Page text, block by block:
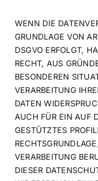
WENN DIE
GRUNDLAGE VON
DSGVO ERFOLGT,
RECHT, AUS
BESONDEREN
VERARBEITUNG
DATEN
AUCH FÜR EIN AUF
GESTÜTZTES
VERARBEITUNG
DIESER